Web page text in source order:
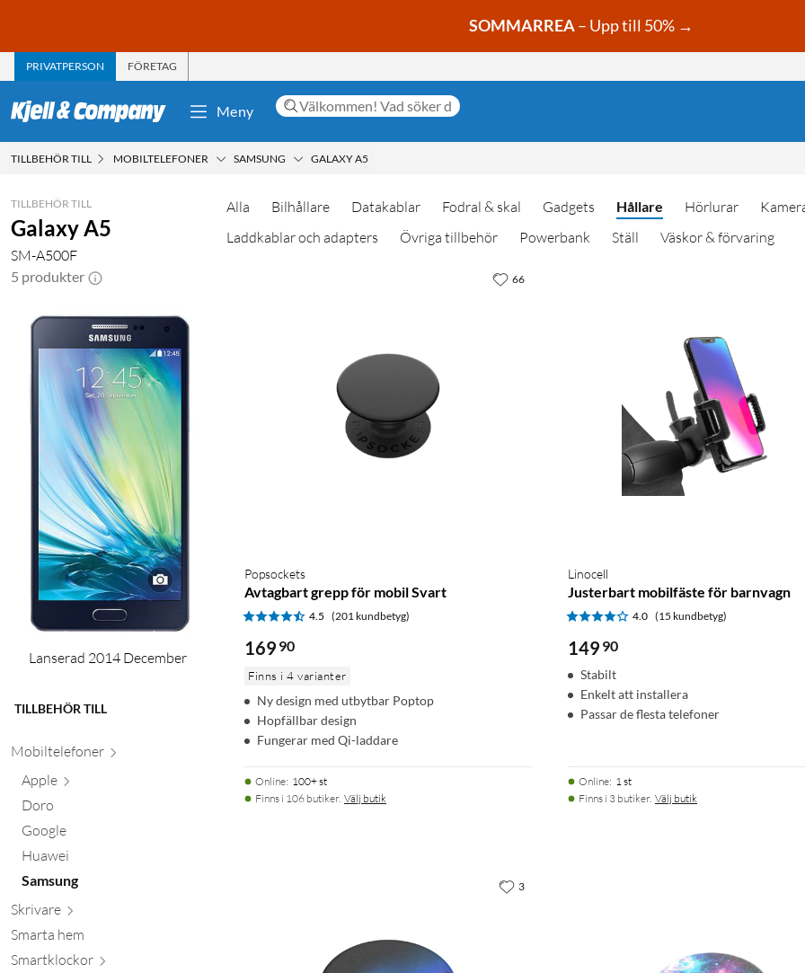
SOMMARREA– Upp till 50% →
PRIVATPERSON FÖRETAG
Meny
TILLBEHÖR TILL MOBILTELEFONER SAMSUNG GALAXY A5
TILLBEHÖR TILL
Galaxy A5
SM-A500F
5 produkter
Lanserad 2014 December
TILLBEHÖR TILL
Mobiltelefoner
Apple
Doro
Google
Huawei
Samsung
Skrivare
Smarta hem
Smartklockor
Alla Bilhållare Datakablar Fodral & skal Gadgets Hållare Hörlurar
Laddkablar och adapters
Övriga tillbehör Powerbank Ställ Väskor & förvaring
Popsockets
Avtagbart grepp för mobil Svart
4.5 (201 kundbetyg)
169 90
Finns i 4 varianter
Ny design med utbytbar Poptop
Hopfällbar design
Fungerar med Qi-laddare
Online: 100+ st
Finns i 106 butiker. Välj butik
66
Linocell
Justerbart mobilfäste för barnvagn
4.0 (15 kundbetyg)
149 90
Stabilt
Enkelt att installera
Passar de flesta telefoner
Online: 1 st
Finns i 3 butiker. Välj butik
3